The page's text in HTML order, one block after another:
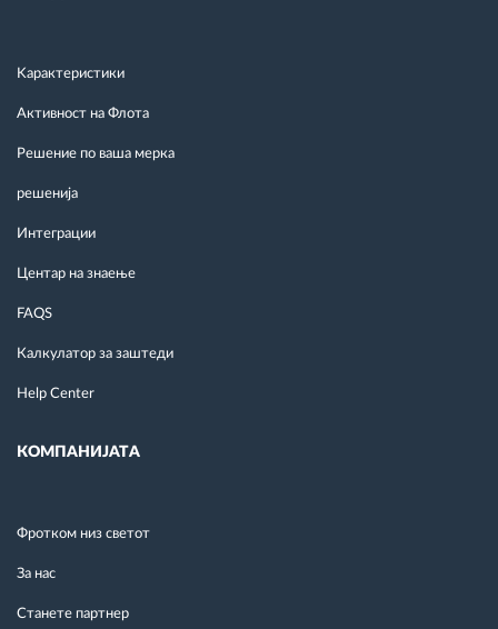
Kарактеристики
Активност на Флота
Решение по ваша мерка
решенија
Интеграции
Центар на знаење
FAQS
Калкулатор за заштеди
Help Center
КОМПАНИЈАТА
Фротком низ светот
За нас
Станете партнер